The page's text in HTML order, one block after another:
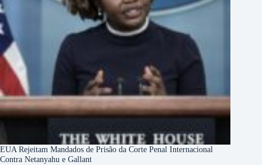
EUA Rejeitam Mandados de Prisão da Corte Penal Internacional
Contra Netanyahu e Gallant